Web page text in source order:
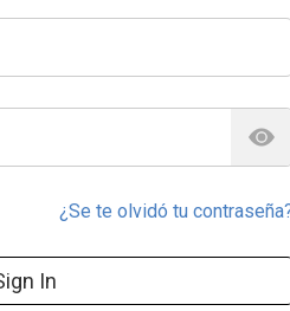
¿Se te olvidó tu
In